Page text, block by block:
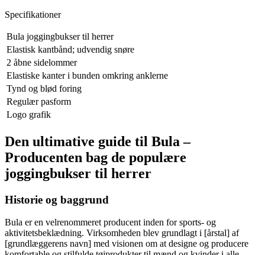
Specifikationer
Bula joggingbukser til herrer
Elastisk kantbånd; udvendig snøre
2 åbne sidelommer
Elastiske kanter i bunden omkring anklerne
Tynd og blød foring
Regulær pasform
Logo grafik
Den ultimative guide til Bula –
Producenten bag de populære
joggingbukser til herrer
Historie og baggrund
Bula er en velrenommeret producent inden for sports- og
aktivitetsbeklædning. Virksomheden blev grundlagt i [årstal] af
[grundlæggerens navn] med visionen om at designe og producere